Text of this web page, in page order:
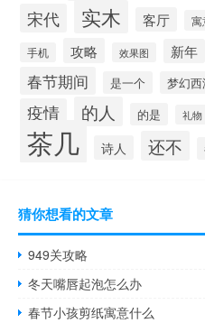
宋代 实木 客厅 寓
手机 攻略 效果图 新年
春节期间 是一个 梦幻
疫情 的人 的是 礼物
茶几 诗人 还不
猜你想看的文章
949关攻略
冬天嘴唇起泡怎么办
春节小孩剪纸寓意什么